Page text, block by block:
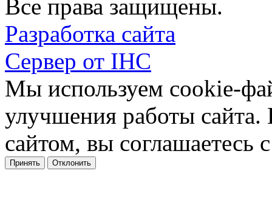
Все права защищены.
Разработка сайта
Сервер от IHC
Мы используем cookie-
улучшения работы сайта.
сайтом, вы соглашаетесь
Принять Отклонить